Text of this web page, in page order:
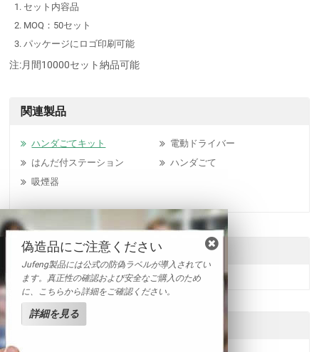
セット内容品
MOQ：50セット
パッケージにロゴ印刷可能
注:月間10000セット納品可能
関連製品
ハンダごてキット
電動ドライバー
はんだ付ステーション
ハンダごて
吸煙器
送信
他の製品
偽造品にご注意ください
Jufeng製品には公式の防偽ラベルが導入されてい
ます。真正性の確認および安全なご購入のため
に、こちらから詳細をご確認ください。
詳細を見る